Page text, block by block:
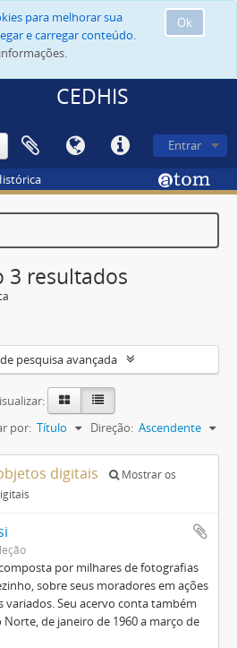
Ok
para melhorar sua
e carregar conteúdo.
CEDHIS
Entrar
3 resultados
pesquisa avançada
por: Título Direção: Ascendente
digitais
Mostrar os
por milhares de fotografias
sobre seus moradores em ações
variados. Seu acervo conta também
de janeiro de 1960 a março de